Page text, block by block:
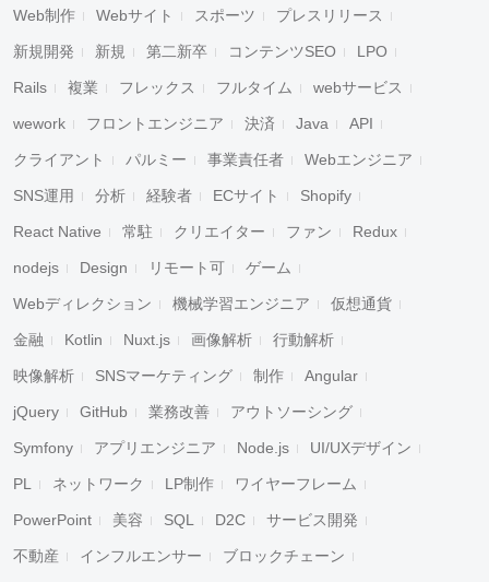
Web制作 Webサイト スポーツ プレスリリース
新規開発 新規 第二新卒 コンテンツSEO LPO
Rails 複業 フレックス フルタイム webサービス
wework フロントエンジニア 決済 Java API
クライアント パルミー 事業責任者 Webエンジニア
SNS運用 分析 経験者 ECサイト Shopify
React Native 常駐 クリエイター ファン Redux
nodejs Design リモート可 ゲーム
Webディレクション 機械学習エンジニア 仮想通貨
金融 Kotlin Nuxt.js 画像解析 行動解析
映像解析 SNSマーケティング 制作 Angular
jQuery GitHub 業務改善 アウトソーシング
Symfony アプリエンジニア Node.js UI/UXデザイン
PL ネットワーク LP制作 ワイヤーフレーム
PowerPoint 美容 SQL D2C サービス開発
不動産 インフルエンサー ブロックチェーン